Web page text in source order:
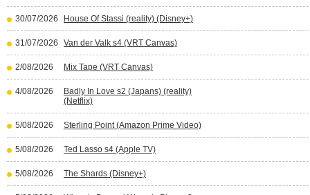
30/07/2026 House Of Stassi (reality) (Disney+)
31/07/2026 Van der Valk s4 (VRT Canvas)
2/08/2026 Mix Tape (VRT Canvas)
4/08/2026
Badly In Love s2 (Japans) (reality)
(Netflix)
5/08/2026 Sterling Point (Amazon Prime Video)
5/08/2026 Ted Lasso s4 (Apple TV)
5/08/2026 The Shards (Disney+)